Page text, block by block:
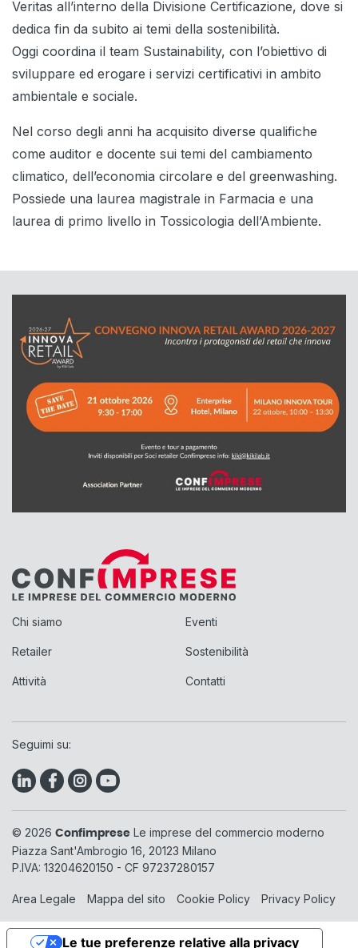
Veritas all’interno della Divisione Certificazione, dove si
dedica fin da subito ai temi della sostenibilità.
Oggi coordina il team Sustainability, con l’obiettivo di
sviluppare ed erogare i servizi certificativi in ambito
ambientale e sociale.
Nel corso degli anni ha acquisito diverse qualifiche
come auditor e docente sui temi del cambiamento
climatico, dell’economia circolare e del greenwashing.
Possiede una laurea magistrale in Farmacia e una
laurea di primo livello in Tossicologia dell’Ambiente.
Chi siamo
Retailer
Attività
Eventi
Sostenibilità
Contatti
Seguimi su:
© 2026 Confimprese Le imprese del commercio moderno
Piazza Sant'Ambrogio 16, 20123 Milano
P.IVA: 13204620150 - CF 97237280157
Area Legale Mappa del sito Cookie Policy Privacy Policy
Le tue preferenze relative alla privacy